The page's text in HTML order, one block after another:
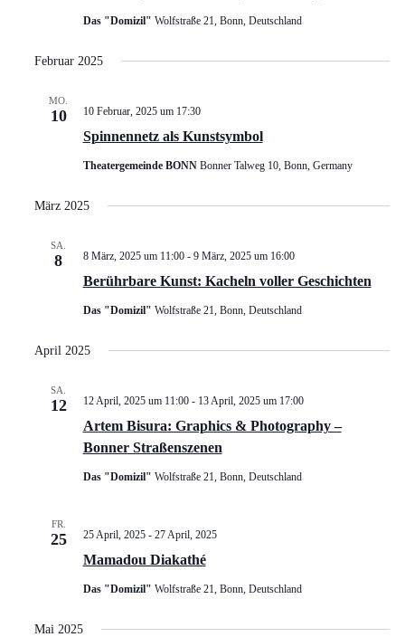
Das "Domizil" Wolfstraße 21, Bonn, Deutschland
Februar 2025
MO.
10
Spinnennetz als Kunstsymbol
10 Februar, 2025 um 17:30
Theatergemeinde BONN Bonner Talweg 10, Bonn, Germany
März 2025
SA.
8
Berührbare Kunst: Kacheln voller Geschichten
8 März, 2025 um 11:00- 9 März, 2025 um 16:00
Das "Domizil" Wolfstraße 21, Bonn, Deutschland
April 2025
SA.
12
Artem Bisura: Graphics & Photography –
Bonner Straßenszenen
12 April, 2025 um 11:00- 13 April, 2025 um 17:00
Das "Domizil" Wolfstraße 21, Bonn, Deutschland
FR.
25
Mamadou Diakathé
25 April, 2025- 27 April, 2025
Das "Domizil" Wolfstraße 21, Bonn, Deutschland
Mai 2025